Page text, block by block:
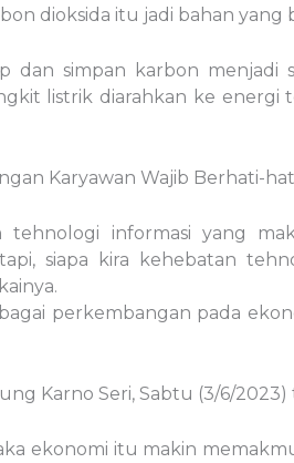
dioksida itu jadi bahan yang
dan simpan karbon
listrik diarahkan ke energi
Karyawan Wajib Berhati-
informasi yang
siapa kira kehebatan
perkembangan pada
Karno Seri, Sabtu (3/6/2023)
ekonomi itu makin